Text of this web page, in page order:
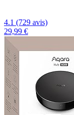
4.1 (729 avis)
29,99 €